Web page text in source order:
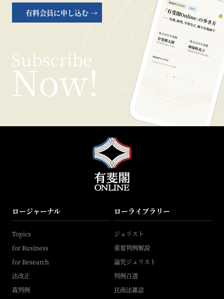
有料会員に申し込む →
ロージャーナル
Topics
for Business
for Research
法改正
裁判例
ローライブラリー
ジュリスト
重要判例解説
論究ジュリスト
判例百選
民商法雑誌